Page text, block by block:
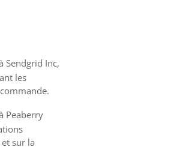
Sendgrid Inc,
les
Peaberry
sur la